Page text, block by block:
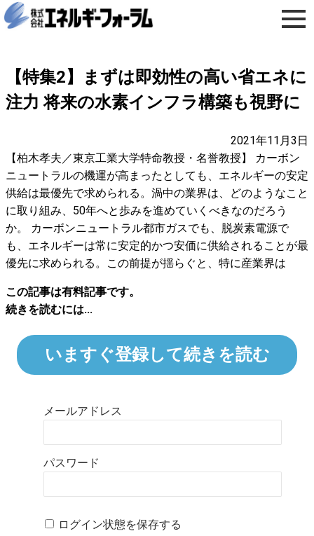
【特集2】まずは即効性の高い省エネに
注力 将来の水素インフラ構築も視野に
2021年11月3日
【柏木孝夫／東京工業大学特命教授・名誉教授】 カーボン
ニュートラルの機運が高まったとしても、エネルギーの安定
供給は最優先で求められる。渦中の業界は、どのようなこと
に取り組み、50年へと歩みを進めていくべきなのだろう
か。 カーボンニュートラル都市ガスでも、脱炭素電源で
も、エネルギーは常に安定的かつ安価に供給されることが最
優先に求められる。この前提が揺らぐと、特に産業界は
この記事は有料記事です。
続きを読むには...
いますぐ登録して続きを読む
メールアドレス
パスワード
ログイン状態を保存する